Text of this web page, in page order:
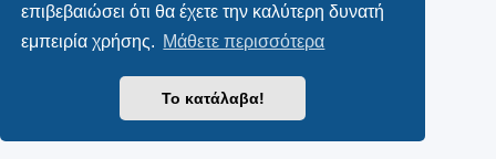
επιβεβαιώσει ότι θα έχετε την καλύτερη δυνατή
εμπειρία χρήσης. Μάθετε περισσότερα
Το κατάλαβα!